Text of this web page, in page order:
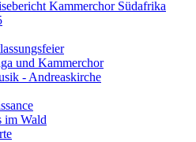
Kammerchor Südafrika
und Kammerchor
- Andreaskirche
im Wald